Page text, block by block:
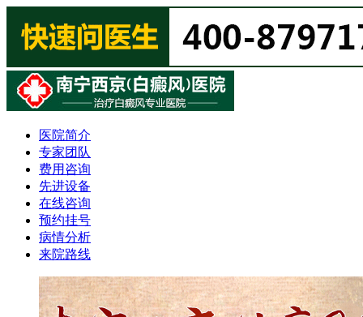
医院简介
专家团队
费用咨询
先进设备
在线咨询
预约挂号
病情分析
来院路线